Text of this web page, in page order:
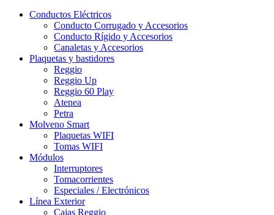
Conductos Eléctricos
Conducto Corrugado y Accesorios
Conducto Rígido y Accesorios
Canaletas y Accesorios
Plaquetas y bastidores
Reggio
Reggio Up
Reggio 60 Play
Atenea
Petra
Molveno Smart
Plaquetas WIFI
Tomas WIFI
Módulos
Interruptores
Tomacorrientes
Especiales / Electrónicos
Línea Exterior
Cajas Reggio